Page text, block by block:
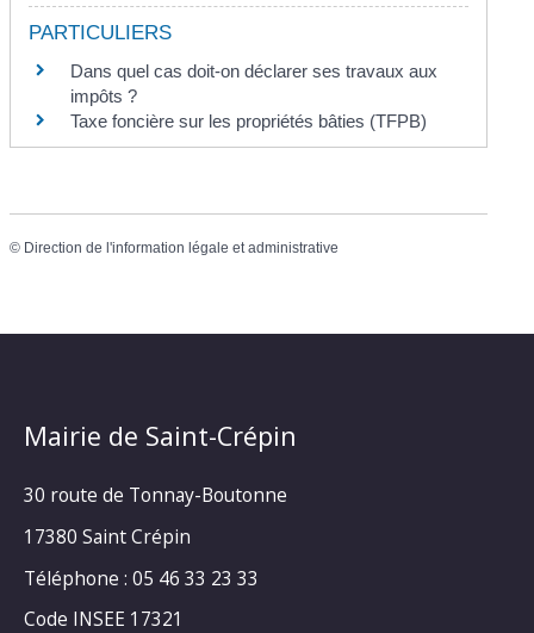
PARTICULIERS
Dans quel cas doit-on déclarer ses travaux aux
impôts ?
Taxe foncière sur les propriétés bâties (TFPB)
© Direction de l'information légale et administrative
Mairie de Saint-Crépin
30 route de Tonnay-Boutonne
17380 Saint Crépin
Téléphone : 05 46 33 23 33
Code INSEE 17321